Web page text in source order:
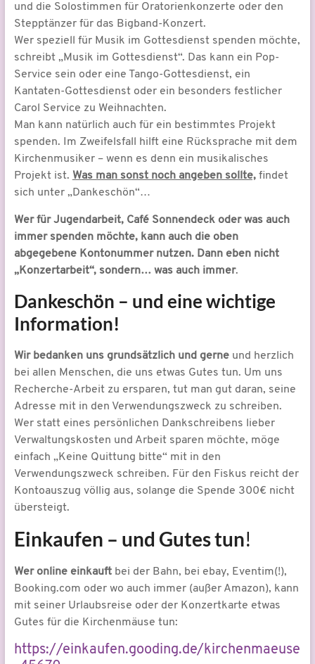
und die Solostimmen für Oratorienkonzerte oder den
Stepptänzer für das Bigband-Konzert.
Wer speziell für Musik im Gottesdienst spenden möchte,
schreibt „Musik im Gottesdienst“. Das kann ein Pop-
Service sein oder eine Tango-Gottesdienst, ein
Kantaten-Gottesdienst oder ein besonders festlicher
Carol Service zu Weihnachten.
Man kann natürlich auch für ein bestimmtes Projekt
spenden. Im Zweifelsfall hilft eine Rücksprache mit dem
Kirchenmusiker – wenn es denn ein musikalisches
Projekt ist. Was man sonst noch angeben sollte,findet
sich unter „Dankeschön“…
Wer für Jugendarbeit, Café Sonnendeck oder was auch
immer spenden möchte, kann auch die oben
abgegebene Kontonummer nutzen. Dann eben nicht
„Konzertarbeit“, sondern… was auch immer.
Dankeschön – und eine wichtige
Information!
Wir bedanken uns grundsätzlich und gerneund herzlich
bei allen Menschen, die uns etwas Gutes tun. Um uns
Recherche-Arbeit zu ersparen, tut man gut daran, seine
Adresse mit in den Verwendungszweck zu schreiben.
Wer statt eines persönlichen Dankschreibens lieber
Verwaltungskosten und Arbeit sparen möchte, möge
einfach „Keine Quittung bitte“ mit in den
Verwendungszweck schreiben. Für den Fiskus reicht der
Kontoauszug völlig aus, solange die Spende 300€ nicht
übersteigt.
Einkaufen – und Gutes tun!
Wer online einkauftbei der Bahn, bei ebay, Eventim(!),
Booking.com oder wo auch immer (außer Amazon), kann
mit seiner Urlaubsreise oder der Konzertkarte etwas
Gutes für die Kirchenmäuse tun:
https://einkaufen.gooding.de/kirchenmaeuse